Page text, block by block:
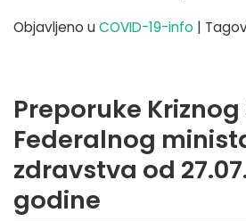
Objavljeno u COVID-19-info |
Preporuke
Federalnog
zdravstva od
godine